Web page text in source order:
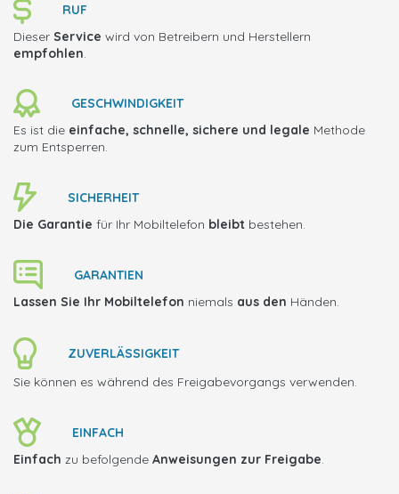
RUF
Dieser Service wird von Betreibern und Herstellern
empfohlen.
GESCHWINDIGKEIT
Es ist die einfache, schnelle, sichere und legale Methode
zum Entsperren.
SICHERHEIT
Die Garantie für Ihr Mobiltelefon bleibt bestehen.
GARANTIEN
Lassen Sie Ihr Mobiltelefon niemals aus den Händen.
ZUVERLÄSSIGKEIT
Sie können es während des Freigabevorgangs verwenden.
EINFACH
Einfach zu befolgende Anweisungen zur Freigabe.